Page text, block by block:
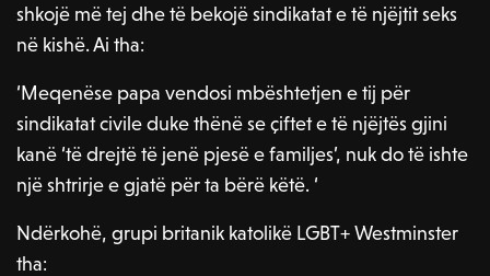
shkojë më tej dhe të bekojë sindikatat e të njëjtit seks
në kishë. Ai tha:
‘Meqenëse papa vendosi mbështetjen e tij për
sindikatat civile duke thënë se çiftet e të njëjtës gjini
kanë ‘të drejtë të jenë pjesë e familjes’, nuk do të ishte
një shtrirje e gjatë për ta bërë këtë. ‘
Ndërkohë, grupi britanik katolikë LGBT+ Westminster
tha: